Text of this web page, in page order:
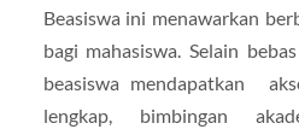
Beasiswa ini menawarkan
bagi mahasiswa. Selain
beasiswa mendapatkan
lengkap, bimbingan